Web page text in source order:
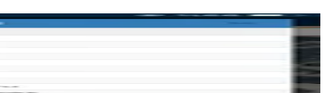
sinantutkusinantutku